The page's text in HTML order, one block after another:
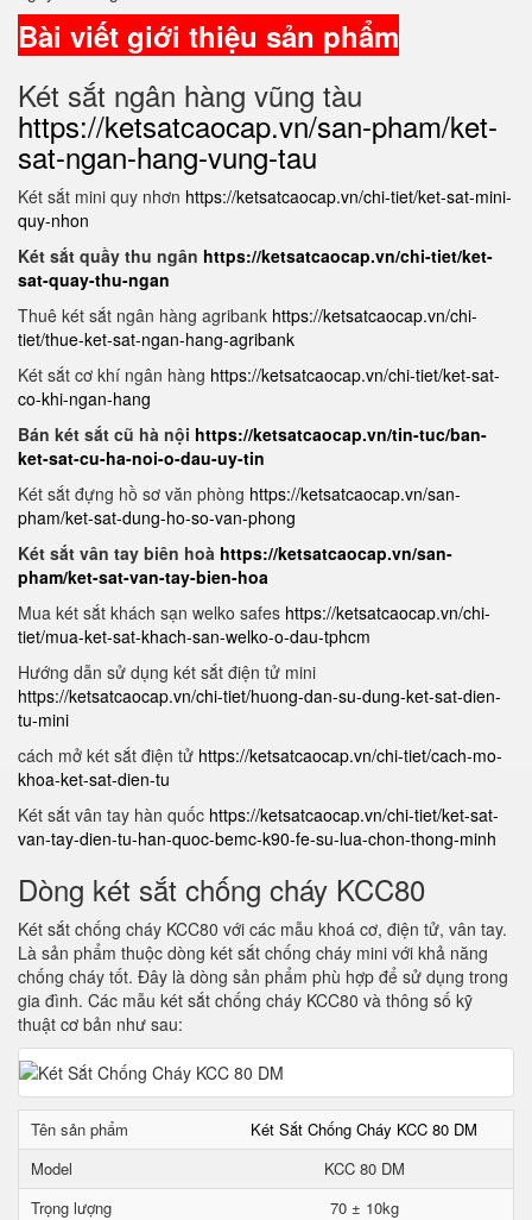
Bài viết giới thiệu sản phẩm
Két sắt ngân hàng vũng tàu
https://ketsatcaocap.vn/san-pham/ket-
sat-ngan-hang-vung-tau
Két sắt mini quy nhơn https://ketsatcaocap.vn/chi-tiet/ket-sat-mini-
quy-nhon
Két sắt quầy thu ngân https://ketsatcaocap.vn/chi-tiet/ket-
sat-quay-thu-ngan
Thuê két sắt ngân hàng agribank https://ketsatcaocap.vn/chi-
tiet/thue-ket-sat-ngan-hang-agribank
Két sắt cơ khí ngân hàng https://ketsatcaocap.vn/chi-tiet/ket-sat-
co-khi-ngan-hang
Bán két sắt cũ hà nội https://ketsatcaocap.vn/tin-tuc/ban-
ket-sat-cu-ha-noi-o-dau-uy-tin
Két sắt đựng hồ sơ văn phòng https://ketsatcaocap.vn/san-
pham/ket-sat-dung-ho-so-van-phong
Két sắt vân tay biên hoà https://ketsatcaocap.vn/san-
pham/ket-sat-van-tay-bien-hoa
Mua két sắt khách sạn welko safes https://ketsatcaocap.vn/chi-
tiet/mua-ket-sat-khach-san-welko-o-dau-tphcm
Hướng dẫn sử dụng két sắt điện tử mini
https://ketsatcaocap.vn/chi-tiet/huong-dan-su-dung-ket-sat-dien-
tu-mini
cách mở két sắt điện tử https://ketsatcaocap.vn/chi-tiet/cach-mo-
khoa-ket-sat-dien-tu
Két sắt vân tay hàn quốc https://ketsatcaocap.vn/chi-tiet/ket-sat-
van-tay-dien-tu-han-quoc-bemc-k90-fe-su-lua-chon-thong-minh
Dòng két sắt chống cháy KCC80
Két sắt chống cháy KCC80 với các mẫu khoá cơ, điện tử, vân tay.
Là sản phẩm thuộc dòng két sắt chống cháy mini với khả năng
chống cháy tốt. Đây là dòng sản phẩm phù hợp để sử dụng trong
gia đình. Các mẫu két sắt chống cháy KCC80 và thông số kỹ
thuật cơ bản như sau:
Tên sản phẩm
Két Sắt Chống Cháy KCC 80 DM
Model
KCC 80 DM
Trọng lượng
70 ± 10kg